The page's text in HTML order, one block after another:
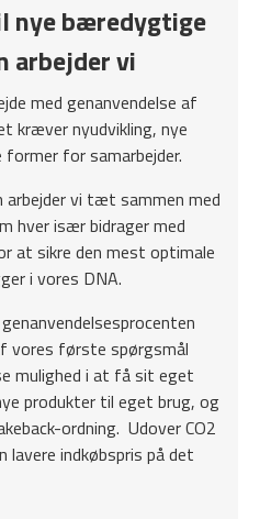
nye bæredygtige
arbejder vi
med genanvendelse af
kræver nyudvikling, nye
for samarbejder.
vi tæt sammen med
hver især bidrager med
at sikre den mest optimale
i vores DNA.
vores første spørgsmål
mulighed i at få sit eget
produkter til eget brug, og
ordning. Udover CO2
lavere indkøbspris på det